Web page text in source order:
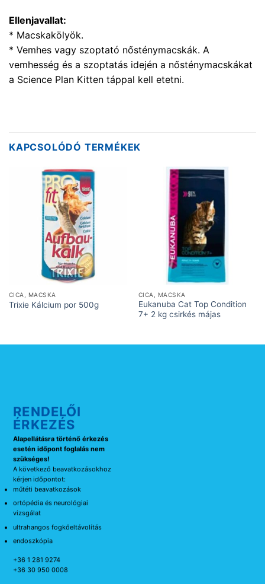
Ellenjavallat:
* Macskakölyök.
* Vemhes vagy szoptató nősténymacskák. A
vemhesség és a szoptatás idején a nősténymacskákat
a Science Plan Kitten táppal kell etetni.
KAPCSOLÓDÓ TERMÉKEK
CICA, MACSKA
Trixie Kálcium por 500g
CICA, MACSKA
Eukanuba Cat Top Condition
7+ 2 kg csirkés májas
RENDELŐI
ÉRKEZÉS
Alapellátásra történő érkezés
esetén időpont foglalás nem
szükséges!
A következő beavatkozásokhoz
kérjen időpontot:
műtéti beavatkozások
ortópédia és neurológiai
vizsgálat
ultrahangos fogkőeltávolítás
endoszkópia
+36 1 281 9274
+36 30 950 0008